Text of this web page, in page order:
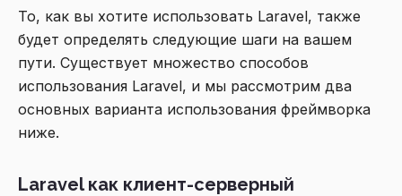
То, как вы хотите использовать Laravel, также
будет определять следующие шаги на вашем
пути. Существует множество способов
использования Laravel, и мы рассмотрим два
основных варианта использования фреймворка
ниже.
Laravel как клиент-серверный